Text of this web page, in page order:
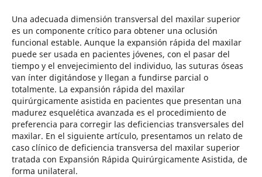
Una adecuada dimensión transversal del maxilar superior
es un componente crítico para obtener una oclusión
funcional estable. Aunque la expansión rápida del maxilar
puede ser usada en pacientes jóvenes, con el pasar del
tiempo y el envejecimiento del individuo, las suturas óseas
van ínter digitándose y llegan a fundirse parcial o
totalmente. La expansión rápida del maxilar
quirúrgicamente asistida en pacientes que presentan una
madurez esquelética avanzada es el procedimiento de
preferencia para corregir las deficiencias transversales del
maxilar. En el siguiente artículo, presentamos un relato de
caso clínico de deficiencia transversa del maxilar superior
tratada con Expansión Rápida Quirúrgicamente Asistida, de
forma unilateral.